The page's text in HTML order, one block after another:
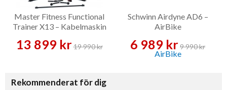
Master Fitness Functional
Trainer X13 – Kabelmaskin
13 899 kr19 990 kr
Schwinn Airdyne AD6 –
AirBike
6 989 kr9 990 kr
Rekommenderat för dig